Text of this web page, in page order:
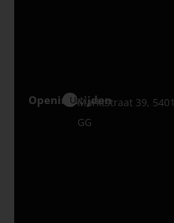
Openingstijden
Uden
Marktstraat 39, 5401
GG